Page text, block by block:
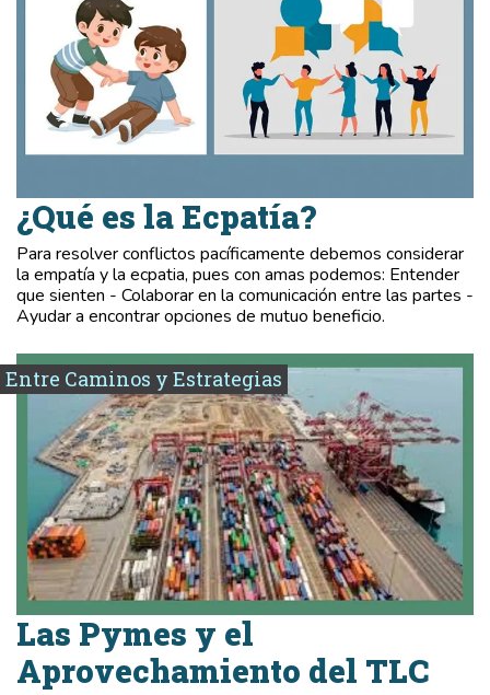
¿Qué es la Ecpatía?
Para resolver conflictos pacíficamente debemos considerar
la empatía y la ecpatia, pues con amas podemos: Entender
que sienten - Colaborar en la comunicación entre las partes -
Ayudar a encontrar opciones de mutuo beneficio.
Entre Caminos y Estrategias
Las Pymes y el
Aprovechamiento del TLC